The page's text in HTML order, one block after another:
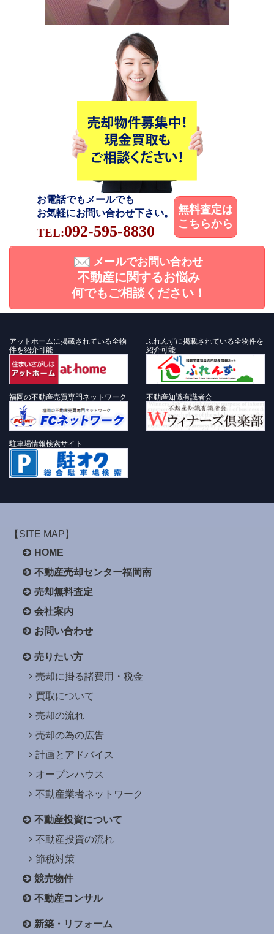
お電話でもメールでも
お気軽にお問い合わせ下さい。
TEL:092-595-8830
無料査定は
こちらから
メールでお問い合わせ
不動産に関するお悩み
何でもご相談ください！
アットホームに掲載されている全物
件を紹介可能
ふれんずに掲載されている全物件を
紹介可能
福岡の不動産売買専門ネットワーク 不動産知識有識者会
駐車場情報検索サイト
【SITE MAP】
HOME
不動産売却センター福岡南
売却無料査定
会社案内
お問い合わせ
売りたい方
売却に掛る諸費用・税金
買取について
売却の流れ
売却の為の広告
計画とアドバイス
オープンハウス
不動産業者ネットワーク
不動産投資について
不動産投資の流れ
節税対策
競売物件
不動産コンサル
新築・リフォーム